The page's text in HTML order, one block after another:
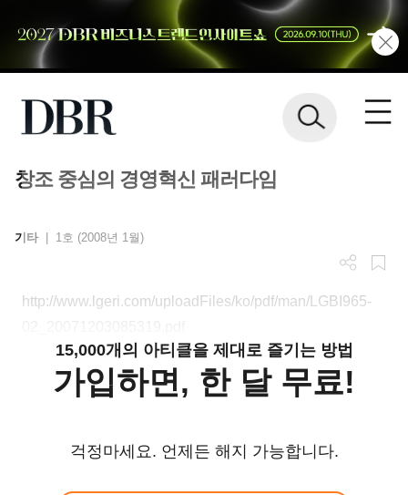
창조 중심의 경영혁신 패러다임
기타 1호 (2008년 1월)
http://www.lgeri.com/uploadFiles/ko/pdf/man/LGBI965-
15,000개의 아티클을 제대로 즐기는 방법
가입하면, 한 달 무료!
걱정마세요. 언제든 해지 가능합니다.